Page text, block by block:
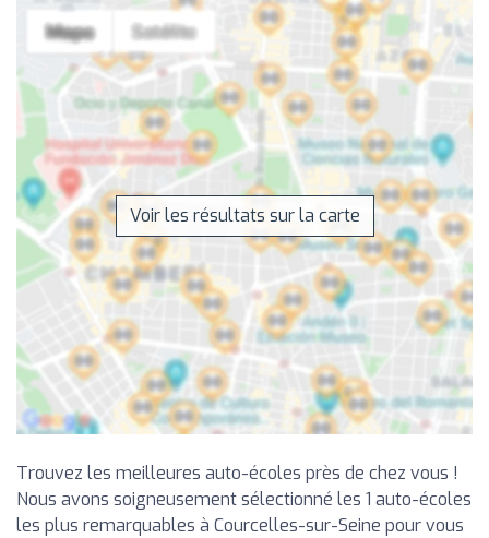
Voir les résultats sur la carte
Trouvez les meilleures auto-écoles près de chez vous !
Nous avons soigneusement sélectionné les 1 auto-écoles
les plus remarquables à Courcelles-sur-Seine pour vous